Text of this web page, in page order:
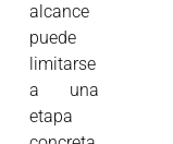
alcance
puede
limitarse
a una
etapa